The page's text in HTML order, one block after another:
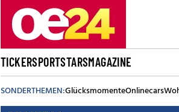
TICKERSPORTSTARSMAGAZINE
SONDERTHEMEN:GlücksmomenteOnlinecars